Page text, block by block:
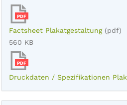
PDF
Factsheet Plakatgestaltung (pdf)
560 KB
PDF
Druckdaten / Spezifikationen